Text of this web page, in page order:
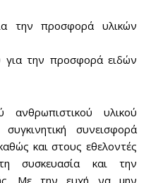
miss
προσφορά υλικών
την προσφορά ειδών
ανθρωπιστικού υλικού
συνεισφορά
και στους εθελοντές
συσκευασία και την